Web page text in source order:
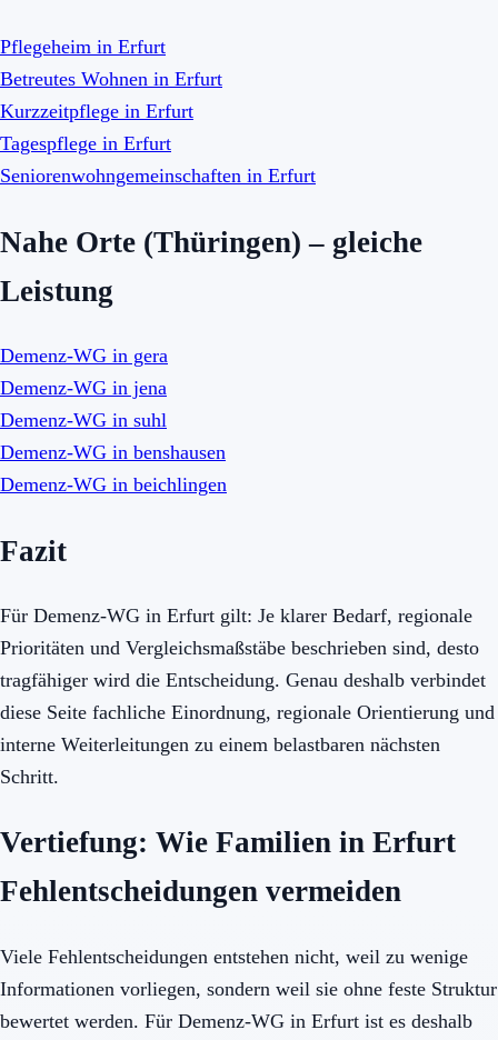
Pflegeheim in Erfurt
Betreutes Wohnen in Erfurt
Kurzzeitpflege in Erfurt
Tagespflege in Erfurt
Seniorenwohngemeinschaften in Erfurt
Nahe Orte (Thüringen) – gleiche
Leistung
Demenz-WG in gera
Demenz-WG in jena
Demenz-WG in suhl
Demenz-WG in benshausen
Demenz-WG in beichlingen
Fazit
Für Demenz-WG in Erfurt gilt: Je klarer Bedarf, regionale
Prioritäten und Vergleichsmaßstäbe beschrieben sind, desto
tragfähiger wird die Entscheidung. Genau deshalb verbindet
diese Seite fachliche Einordnung, regionale Orientierung und
interne Weiterleitungen zu einem belastbaren nächsten
Schritt.
Vertiefung: Wie Familien in Erfurt
Fehlentscheidungen vermeiden
Viele Fehlentscheidungen entstehen nicht, weil zu wenige
Informationen vorliegen, sondern weil sie ohne feste Struktur
bewertet werden. Für Demenz-WG in Erfurt ist es deshalb